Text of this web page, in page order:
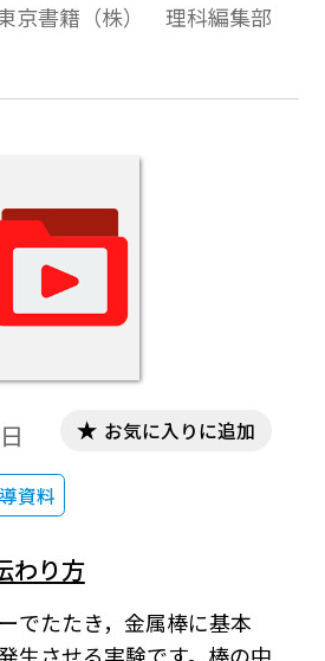
京書籍（株） 理科編集部
資料
お気に入りに追加
わり方
でたたき，金属棒に基本